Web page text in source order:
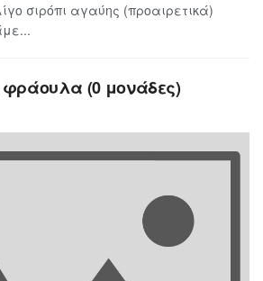
σιρόπι αγαύης (προαιρετικά)
φράουλα (0 μονάδες)